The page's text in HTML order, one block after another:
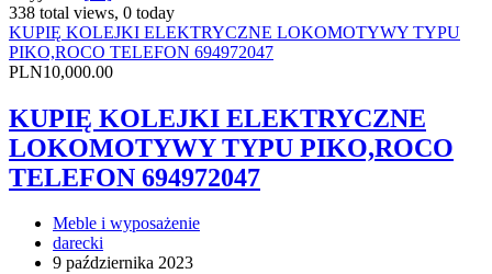
338 total views, 0 today
KUPIĘ KOLEJKI ELEKTRYCZNE LOKOMOTYWY TYPU
PIKO,ROCO TELEFON 694972047
PLN10,000.00
KUPIĘ KOLEJKI ELEKTRYCZNE
LOKOMOTYWY TYPU PIKO,ROCO
TELEFON 694972047
Meble i wyposażenie
darecki
9 października 2023